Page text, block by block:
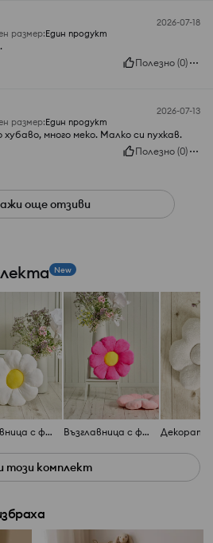
2026-07-18
размер:Един продукт
Полезно (0)
2026-07-13
размер:Един продукт
много меко. Малко си пухкав.
Полезно (0)
още отзиви
New
Възглавница с форма на цвете Възглавница с форма на цвете
този комплект